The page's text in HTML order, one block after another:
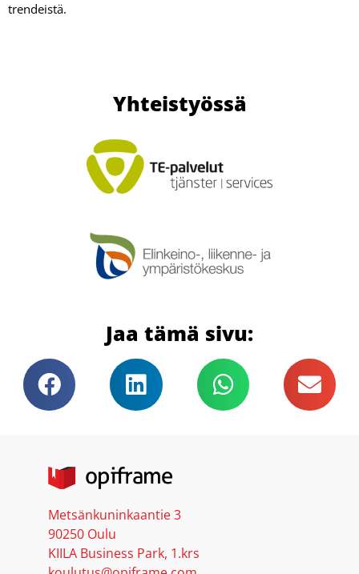
trendeistä.
Yhteistyössä
Jaa tämä sivu:
Metsänkuninkaantie 3
90250 Oulu
KIILA Business Park, 1.krs